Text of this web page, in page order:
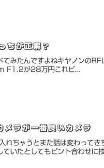
が正解？
てみたんですよねキヤノン
F1.2が28万円これビ...
メラが一番良いカメラ
ちゃうとまた話は変わってき
いたとしてもピント合わせに技